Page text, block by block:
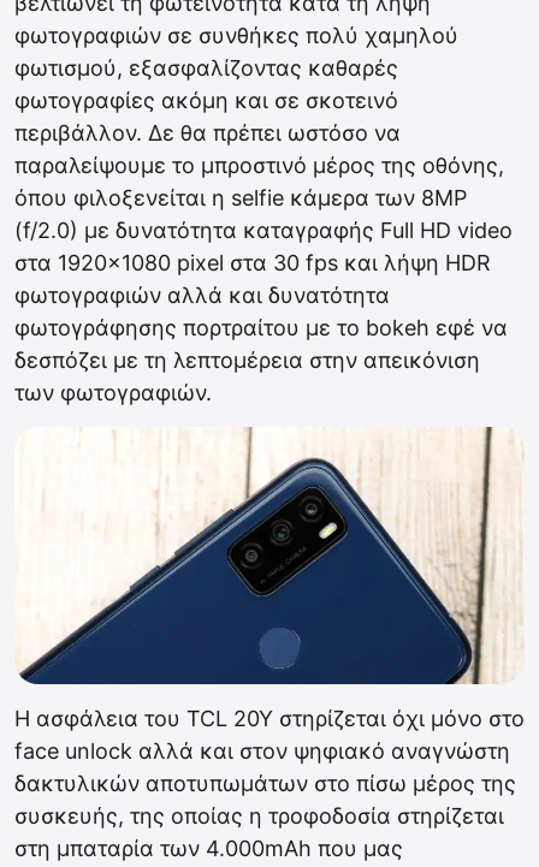
φωτογραφιών σε συνθήκες πολύ χαμηλού
φωτισμού, εξασφαλίζοντας καθαρές
φωτογραφίες ακόμη και σε σκοτεινό
περιβάλλον. Δε θα πρέπει ωστόσο να
παραλείψουμε το μπροστινό μέρος της οθόνης,
όπου φιλοξενείται η selfie κάμερα των 8MP
(f/2.0) με δυνατότητα καταγραφής Full HD video
στα 1920×1080 pixel στα 30 fps και λήψη HDR
φωτογραφιών αλλά και δυνατότητα
φωτογράφησης πορτραίτου με το bokeh εφέ να
δεσπόζει με τη λεπτομέρεια στην απεικόνιση
των φωτογραφιών.
Η ασφάλεια του TCL 20Y στηρίζεται όχι μόνο στο
face unlock αλλά και στον ψηφιακό αναγνώστη
δακτυλικών αποτυπωμάτων στο πίσω μέρος της
συσκευής, της οποίας η τροφοδοσία στηρίζεται
στη μπαταρία των 4.000mAh που μας